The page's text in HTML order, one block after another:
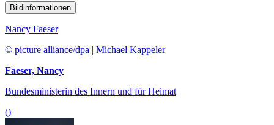
Bildinformationen
Nancy Faeser
© picture alliance/dpa | Michael Kappeler
Faeser, Nancy
Bundesministerin des Innern und für Heimat
()